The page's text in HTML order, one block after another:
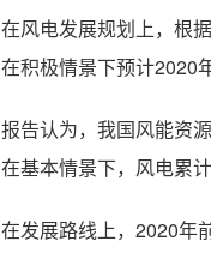
在风电发展规划上，根
在积极情景下预计2020
报告认为，我国风能资
在基本情景下，风电累
在发展路线上，2020年